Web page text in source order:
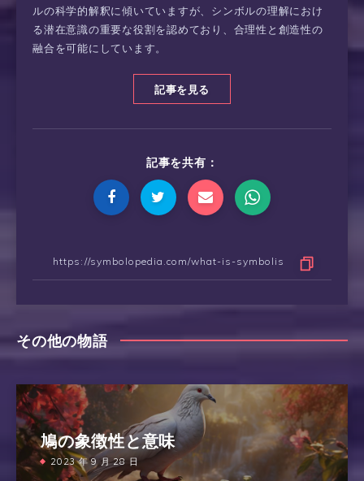
ルの科学的解釈に傾いていますが、シンボルの理解におけ
る潜在意識の重要な役割を認めており、合理性と創造性の
融合を可能にしています。
記事を見る
記事を共有：
その他の物語
鳩の象徴性と意味
2023 年 9 月 28 日